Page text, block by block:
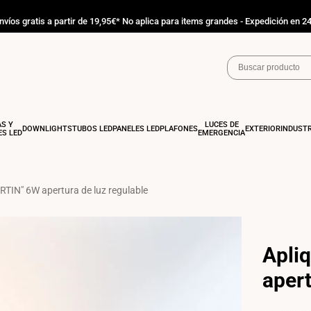
gratis a partir de 19,95€* No aplica para items grandes - Expedición en
Y
LEDDOWNLIGHTSTUBOS LEDPANELES LEDPLAFONES
LUCES DE
EMERGENCIAEXTERIOR
6W apertura de luz regulable